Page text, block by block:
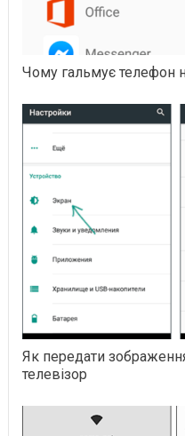
Чому гальмує телефон
Як передати
телевізор